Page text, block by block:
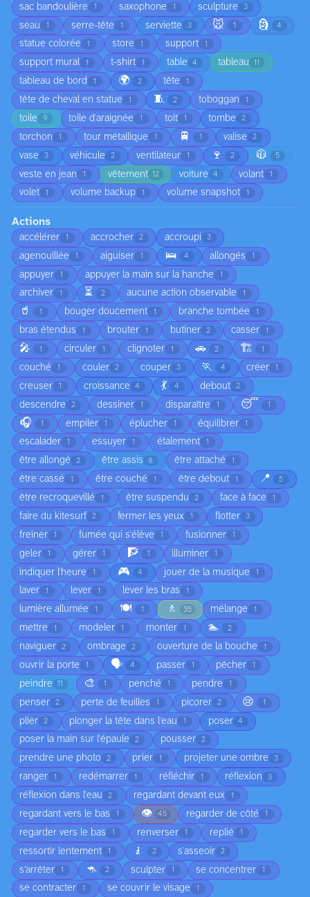
sac bandoulière 1 saxophone 1 sculpture 3
seau 1 serre-tête 1 serviette 3 🐭 1 🗿 4
statue colorée 1 store 1 support 1
support mural 1 t-shirt 1 table 4 tableau 11
tableau de bord 1 🌍 2 tête 1
tête de cheval en statue 1 🧵 2 toboggan 1
toile 9 toile d'araignée 1 toit 1 tombe 2
torchon 1 tour métallique 1 🚆 1 valise 2
vase 3 véhicule 2 ventilateur 1 🍷 2 🧥 5
veste en jean 1 vêtement 12 voiture 4 volant 1
volet 1 volume backup 1 volume snapshot 1
Actions
accélérer 1 accrocher 2 accroupi 3
agenouillée 1 aiguiser 1 🛌 4 allongés 1
appuyer 1 appuyer la main sur la hanche 1
archiver 1 ⏳ 2 aucune action observable 1
🥤 1 bouger doucement 1 branche tombée 1
bras étendus 1 brouter 1 butiner 2 casser 1
🎤 1 circuler 1 clignoter 1 🚗 2 🏗️ 1
couché 1 couler 2 couper 3 🏃 4 créer 1
creuser 1 croissance 4 💃 4 debout 2
descendre 2 dessiner 1 disparaître 1 😴 1
🎧 1 empiler 1 éplucher 1 équilibrer 1
escalader 1 essuyer 1 étalement 1
être allongé 2 être assis 8 être attaché 1
être cassé 1 être couché 1 être debout 1 📍 5
être recroquevillé 1 être suspendu 2 face à face 1
faire du kitesurf 2 fermer les yeux 1 flotter 3
freiner 1 fumée qui s'élève 1 fusionner 1
geler 1 gérer 1 🧗 1 illuminer 1
indiquer l'heure 1 🎮 4 jouer de la musique 1
laver 1 lever 1 lever les bras 1
lumière allumée 1 🍽️ 1 🚶 35 mélange 1
mettre 1 modeler 1 monter 1 🏊 2
naviguer 2 ombrage 2 ouverture de la bouche 1
ouvrir la porte 1 🗣️ 4 passer 1 pêcher 1
peindre 11 🎨 1 penché 1 pendre 1
penser 2 perte de feuilles 1 picorer 2 😢 1
plier 2 plonger la tête dans l'eau 1 poser 4
poser la main sur l'épaule 2 pousser 2
prendre une photo 2 prier 1 projeter une ombre 3
ranger 1 redémarrer 1 réfléchir 1 réflexion 3
réflexion dans l'eau 2 regardant devant eux 1
regardant vers le bas 1 👁️ 45 regarder de côté 1
regarder vers le bas 1 renverser 1 replié 1
ressortir lentement 1 🧎 2 s'asseoir 2
s’arrêter 1 🦘 2 sculpter 1 se concentrer 1
se contracter 1 se couvrir le visage 1